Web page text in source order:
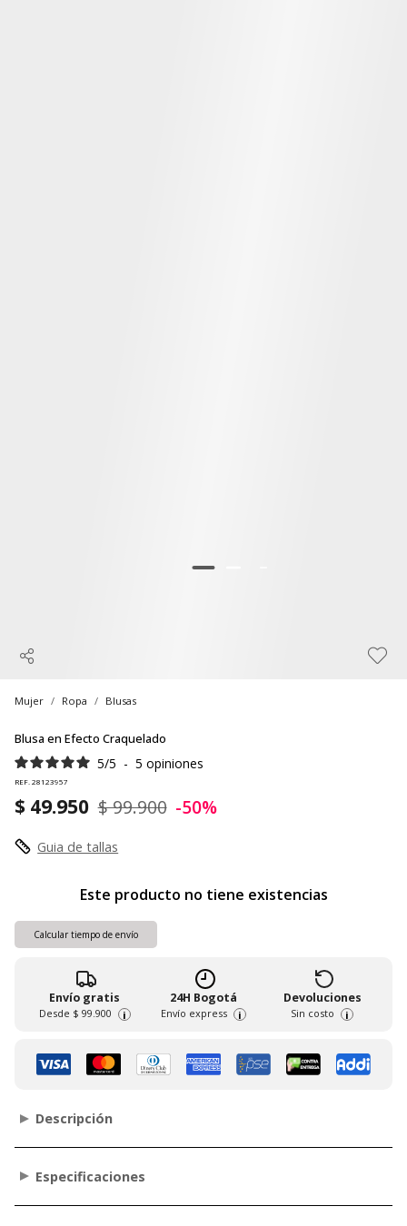
Mujer Ropa Blusas
Blusa en Efecto Craquelado
5/5 - 5 opiniones
REF. 28123957
$ 49.950 $ 99.900 -50%
Guia de tallas
Este producto no tiene existencias
Calcular tiempo de envío
Envío gratis
Desde $ 99.900 i
24H Bogotá
Envío express i
Devoluciones
Sin costo i
Descripción
Especificaciones